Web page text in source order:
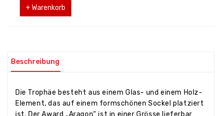
+ Warenkorb
Beschreibung
Die Trophäe besteht aus einem Glas- und einem Holz-
Element, das auf einem formschönen Sockel platziert
ist. Der Award „Aragon“ ist in einer Grösse lieferbar